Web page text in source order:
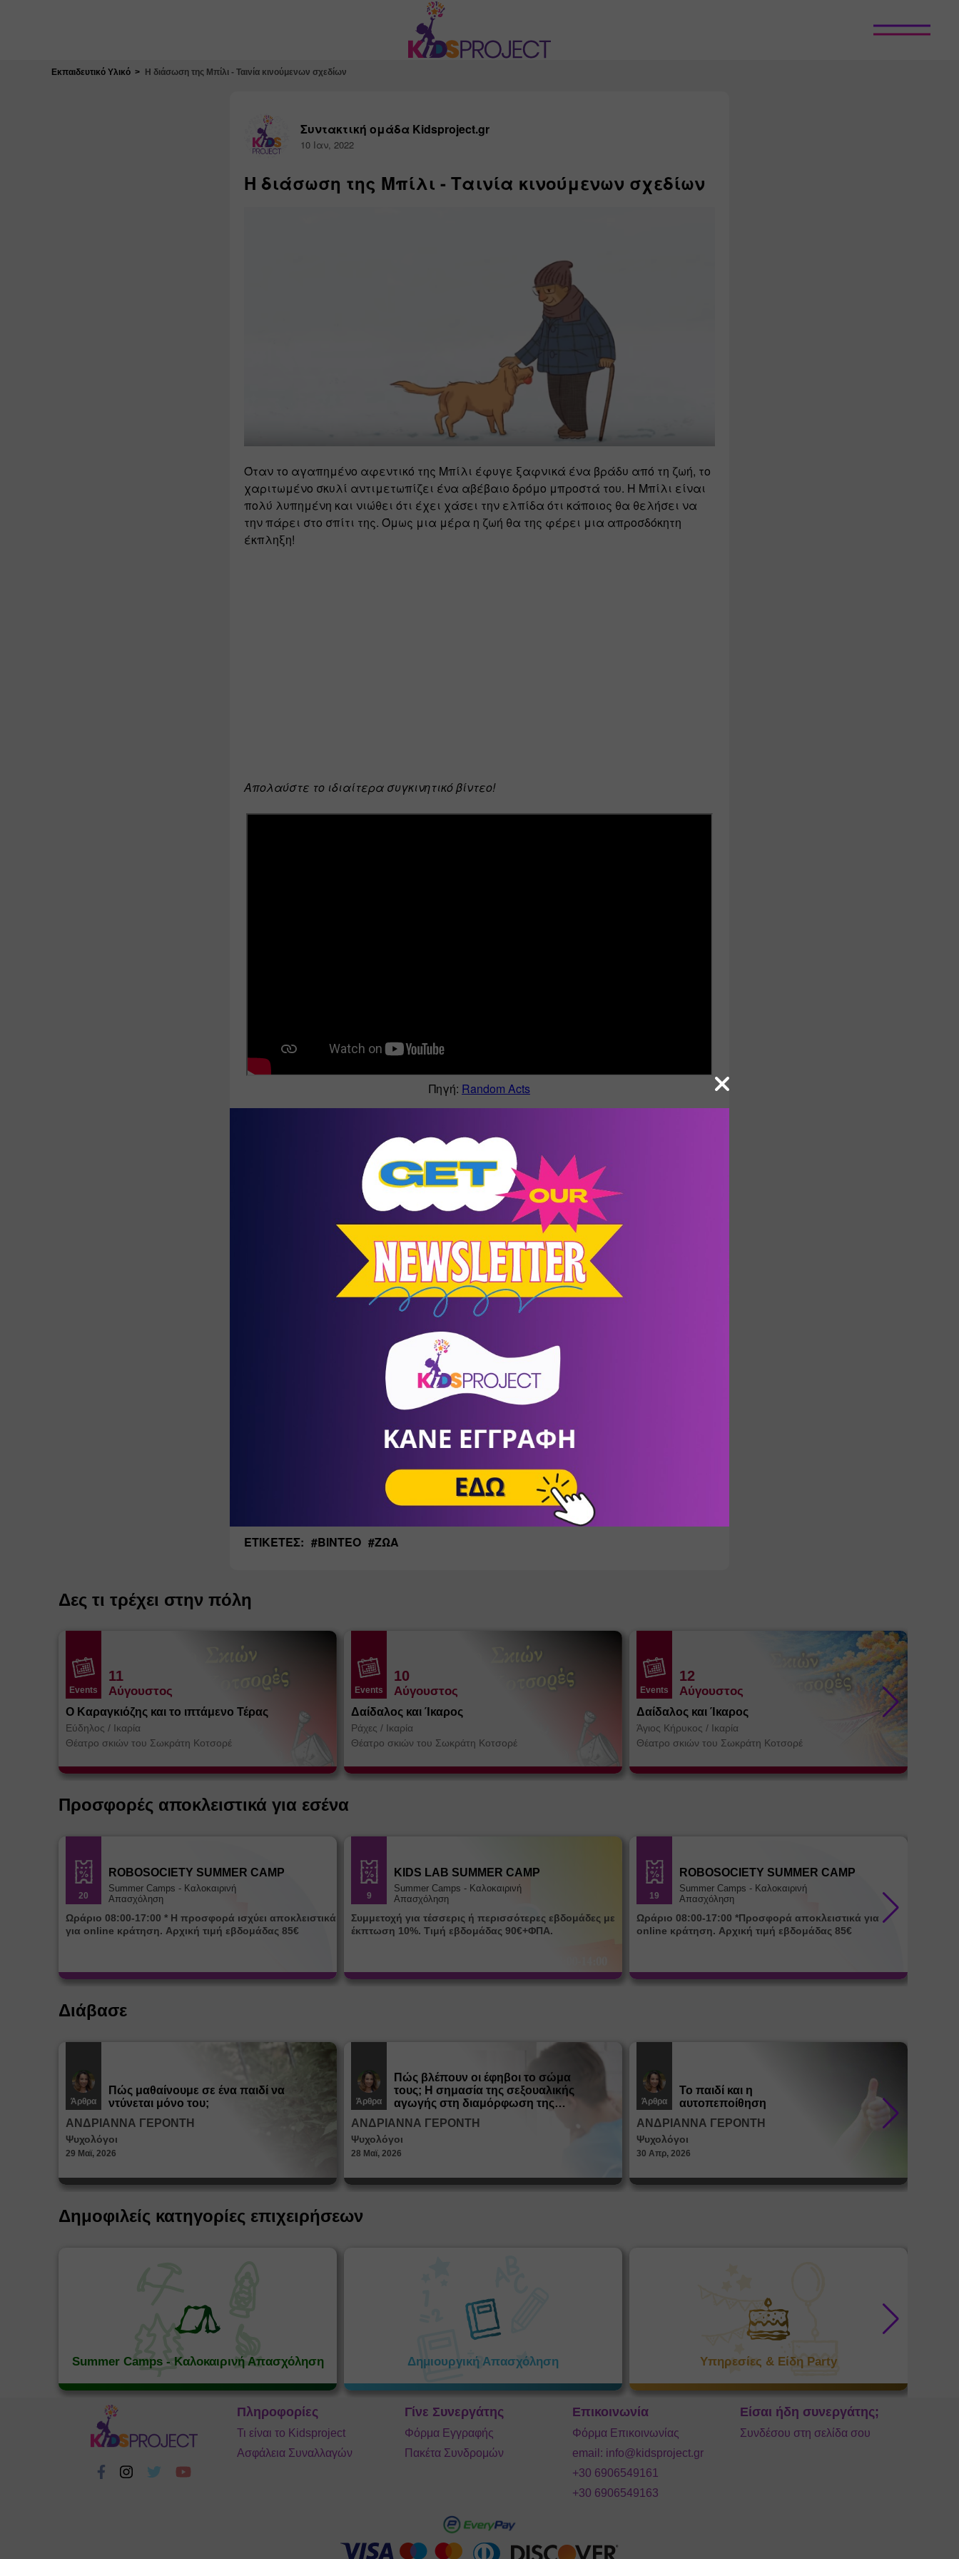
Εκπαιδευτικό Υλικό Η διάσωση της Μπίλι - Ταινία κινούμενων σχεδίων
Συντακτική ομάδα Kidsproject.gr
10 Ιαν, 2022
Η διάσωση της Μπίλι - Ταινία κινούμενων σχεδίων
Όταν το αγαπημένο αφεντικό της Μπίλι έφυγε ξαφνικά ένα βράδυ από τη ζωή, το
χαριτωμένο σκυλί αντιμετωπίζει ένα αβέβαιο δρόμο μπροστά του. Η Μπίλι είναι
πολύ λυπημένη και νιώθει ότι έχει χάσει την ελπίδα ότι κάποιος θα θελήσει να
την πάρει στο σπίτι της. Όμως μια μέρα η ζωή θα της φέρει μια απροσδόκητη
έκπληξη!
Απολαύστε το ιδιαίτερα συγκινητικό βίντεο!
Πηγή: Random Acts
ΕΤΙΚΈΤΕΣ: #ΒΊΝΤΕΟ #ΖΏΑ
Δες τι τρέχει στην πόλη
Events
11
Αύγουστος
Ο Καραγκιόζης και το ιπτάμενο Τέρας
Εύδηλος / Ικαρία
Θέατρο σκιών του Σωκράτη Κοτσορέ
Events
10
Αύγουστος
Δαίδαλος και Ίκαρος
Ράχες / Ικαρία
Θέατρο σκιών του Σωκράτη Κοτσορέ
Events
12
Αύγουστος
Δαίδαλος και Ίκαρος
Άγιος Κήρυκος / Ικαρία
Θέατρο σκιών του Σωκράτη Κοτσορέ
Προσφορές αποκλειστικά για εσένα
20
ROBOSOCIETY SUMMER CAMP
Summer Camps - Καλοκαιρινή
Απασχόληση
Ωράριο 08:00-17:00 * Η προσφορά ισχύει αποκλειστικά
για online κράτηση. Αρχική τιμή εβδομάδας 85€
9
KIDS LAB SUMMER CAMP
Summer Camps - Καλοκαιρινή
Απασχόληση
Συμμετοχή για τέσσερις ή περισσότερες εβδομάδες με
έκπτωση 10%. Τιμή εβδομάδας 90€+ΦΠΑ.
19
ROBOSOCIETY SUMMER CAMP
Summer Camps - Καλοκαιρινή
Απασχόληση
Ωράριο 08:00-17:00 *Προσφορά αποκλειστικά για
online κράτηση. Αρχική τιμή εβδομάδας 85€
Διάβασε
Άρθρα
Πώς μαθαίνουμε σε ένα παιδί να
ντύνεται μόνο του;
ΑΝΔΡΙΑΝΝΑ ΓΕΡΟΝΤΗ
Ψυχολόγοι
29 Μαϊ, 2026
Άρθρα
Πώς βλέπουν οι έφηβοι το σώμα
τους; Η σημασία της σεξουαλικής
αγωγής στη διαμόρφωση της
ταυτότητας
ΑΝΔΡΙΑΝΝΑ ΓΕΡΟΝΤΗ
Ψυχολόγοι
28 Μαϊ, 2026
Άρθρα
Το παιδί και η
αυτοπεποίθηση
ΑΝΔΡΙΑΝΝΑ ΓΕΡΟΝΤΗ
Ψυχολόγοι
30 Απρ, 2026
Δημοφιλείς κατηγορίες επιχειρήσεων
Summer Camps - Καλοκαιρινή Απασχόληση Δημιουργική Απασχόληση Υπηρεσίες & Είδη Party
Πληροφορίες
Τι είναι το Kidsproject
Ασφάλεια Συναλλαγών
Γίνε Συνεργάτης
Φόρμα Εγγραφής
Πακέτα Συνδρομών
Επικοινωνία
Φόρμα Επικοινωνίας
email: info@kidsproject.gr
+30 6906549161
+30 6906549163
Είσαι ήδη συνεργάτης;
Συνδέσου στη σελίδα σου